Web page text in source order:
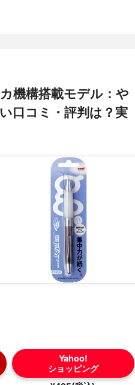
機構搭載モデル：や
口コミ・評判は？実
Yahoo!
ショッピング